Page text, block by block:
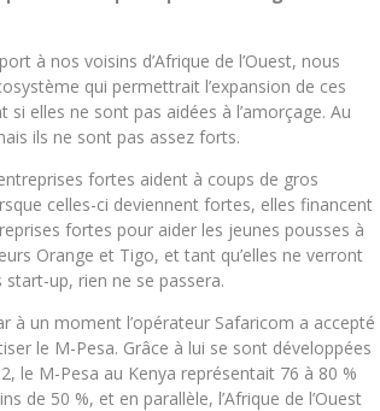
à nos voisins d’Afrique de l’Ouest, nous
qui permettrait l’expansion de ces
elles ne sont pas aidées à l’amorçage. Au
ils ne sont pas assez forts.
fortes aident à coups de gros
celles-ci deviennent fortes, elles financent
fortes pour aider les jeunes pousses à
Orange et Tigo, et tant qu’elles ne verront
up, rien ne se passera.
à un moment l’opérateur Safaricom a accepté
le M-Pesa. Grâce à lui se sont développées
le M-Pesa au Kenya représentait 76 à 80 %
de 50 %, et en parallèle, l’Afrique de l’Ouest